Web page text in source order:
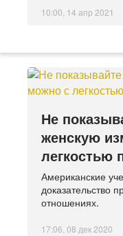
10:00, 14 апр 2021
Не
женскую
легкостью
Американские
доказательство
отношениях.
17:06, 08 дек 2020